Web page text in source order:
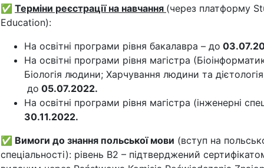
✅ Терміни реєстрації на навчання (через платформу
Education):
На освітні програми рівня бакалавра – до
На освітні програми рівня магістра
Біологія людини; Харчування людини та
до 05.07.2022.
На освітні програми рівня магістра (інженерні
30.11.2022.
✅ Вимоги до знання польської мови (вступ на
спеціальності): рівень В2 – підтверджений